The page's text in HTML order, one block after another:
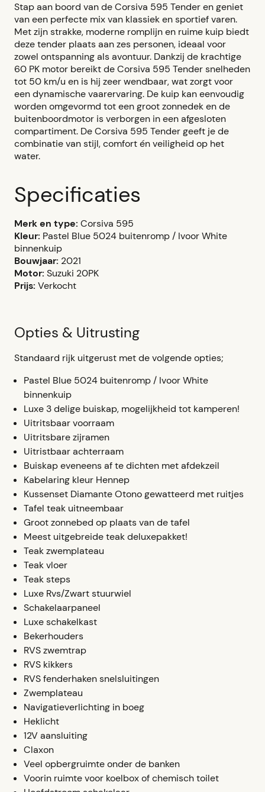
Stap aan boord van de Corsiva 595 Tender en geniet
van een perfecte mix van klassiek en sportief varen.
Met zijn strakke, moderne romplijn en ruime kuip biedt
deze tender plaats aan zes personen, ideaal voor
zowel ontspanning als avontuur. Dankzij de krachtige
60 PK motor bereikt de Corsiva 595 Tender snelheden
tot 50 km/u en is hij zeer wendbaar, wat zorgt voor
een dynamische vaarervaring. De kuip kan eenvoudig
worden omgevormd tot een groot zonnedek en de
buitenboordmotor is verborgen in een afgesloten
compartiment. De Corsiva 595 Tender geeft je de
combinatie van stijl, comfort én veiligheid op het
water.
Specificaties
Merk en type: Corsiva 595
Kleur: Pastel Blue 5024 buitenromp / Ivoor White
binnenkuip
Bouwjaar: 2021
Motor: Suzuki 20PK
Prijs: Verkocht
Opties & Uitrusting
Standaard rijk uitgerust met de volgende opties;
Pastel Blue 5024 buitenromp / Ivoor White
binnenkuip
Luxe 3 delige buiskap, mogelijkheid tot kamperen!
Uitritsbaar voorraam
Uitritsbare zijramen
Uitristbaar achterraam
Buiskap eveneens af te dichten met afdekzeil
Kabelaring kleur Hennep
Kussenset Diamante Otono gewatteerd met ruitjes
Tafel teak uitneembaar
Groot zonnebed op plaats van de tafel
Meest uitgebreide teak deluxepakket!
Teak zwemplateau
Teak vloer
Teak steps
Luxe Rvs/Zwart stuurwiel
Schakelaarpaneel
Luxe schakelkast
Bekerhouders
RVS zwemtrap
RVS kikkers
RVS fenderhaken snelsluitingen
Zwemplateau
Navigatieverlichting in boeg
Heklicht
12V aansluiting
Claxon
Veel opbergruimte onder de banken
Voorin ruimte voor koelbox of chemisch toilet